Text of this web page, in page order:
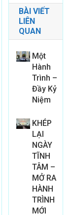
BÀI VIẾT
LIÊN
QUAN
Một
Hành
Trình –
Đầy Kỷ
Niệm
KHÉP
LẠI
NGÀY
TĨNH
TÂM –
MỞ RA
HÀNH
TRÌNH
MỚI